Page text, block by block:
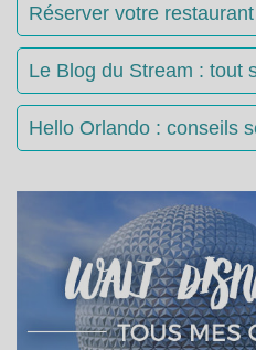
Réserver votre
Le Blog du Stream : tout
Hello Orlando : conseils